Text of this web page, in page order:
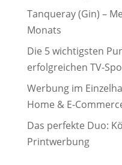
Tanqueray (Gin) –
Monats
Die 5 wichtigsten
erfolgreichen TV-
Werbung im
Home & E-
Das perfekte Duo:
Printwerbung